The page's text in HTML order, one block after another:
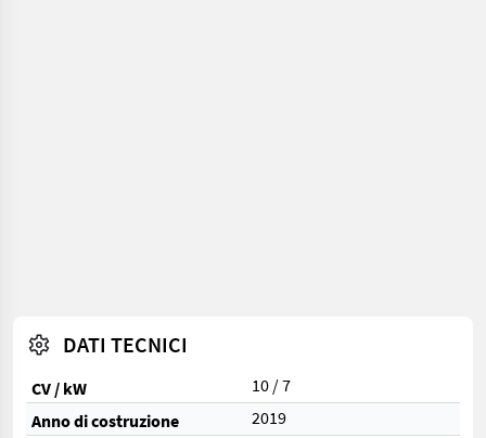
DATI TECNICI
CV / kW
10 / 7
Anno di costruzione
2019